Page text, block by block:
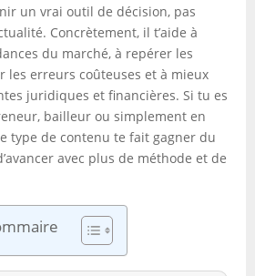
un vrai outil de décision, pas
Concrètement, il t’aide à
du marché, à repérer les
les erreurs coûteuses et à mieux
juridiques et financières. Si tu es
bailleur ou simplement en
type de contenu te fait gagner du
avec plus de méthode et de